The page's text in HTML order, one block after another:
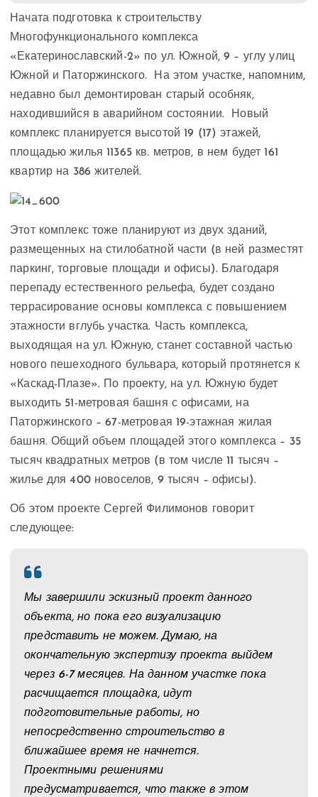
Начата подготовка к строительству
Многофункционального комплекса
«Екатеринославский-2» по ул. Южной, 9 – углу улиц
Южной и Паторжинского. На этом участке, напомним,
недавно был демонтирован старый особняк,
находившийся в аварийном состоянии. Новый
комплекс планируется высотой 19 (17) этажей,
площадью жилья 11365 кв. метров, в нем будет 161
квартир на 386 жителей.
Этот комплекс тоже планируют из двух зданий,
размещенных на стилобатной части (в ней разместят
паркинг, торговые площади и офисы). Благодаря
перепаду естественного рельефа, будет создано
террасирование основы комплекса с повышением
этажности вглубь участка. Часть комплекса,
выходящая на ул. Южную, станет составной частью
нового пешеходного бульвара, который протянется к
«Каскад-Плазе». По проекту, на ул. Южную будет
выходить 51-метровая башня с офисами, на
Паторжинского – 67-метровая 19-этажная жилая
башня. Общий объем площадей этого комплекса – 35
тысяч квадратных метров (в том числе 11 тысяч –
жилье для 400 новоселов, 9 тысяч – офисы).
Об этом проекте Сергей Филимонов говорит
следующее:
Мы завершили эскизный проект данного
объекта, но пока его визуализацию
представить не можем. Думаю, на
окончательную экспертизу проекта выйдем
через 6-7 месяцев. На данном участке пока
расчищается площадка, идут
подготовительные работы, но
непосредственно строительство в
ближайшее время не начнется.
Проектными решениями
предусматривается, что также в этом